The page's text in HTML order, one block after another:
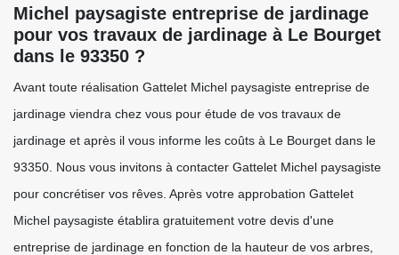
Michel paysagiste entreprise de jardinage
pour vos travaux de jardinage à Le Bourget
dans le 93350 ?
Avant toute réalisation Gattelet Michel paysagiste entreprise de
jardinage viendra chez vous pour étude de vos travaux de
jardinage et après il vous informe les coûts à Le Bourget dans le
93350. Nous vous invitons à contacter Gattelet Michel paysagiste
pour concrétiser vos rêves. Après votre approbation Gattelet
Michel paysagiste établira gratuitement votre devis d'une
entreprise de jardinage en fonction de la hauteur de vos arbres,